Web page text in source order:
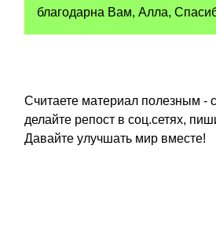
благодарна Вам, Алла,
Считаете материал полезным -
делайте репост в соц.сетях,
Давайте улучшать мир вместе!